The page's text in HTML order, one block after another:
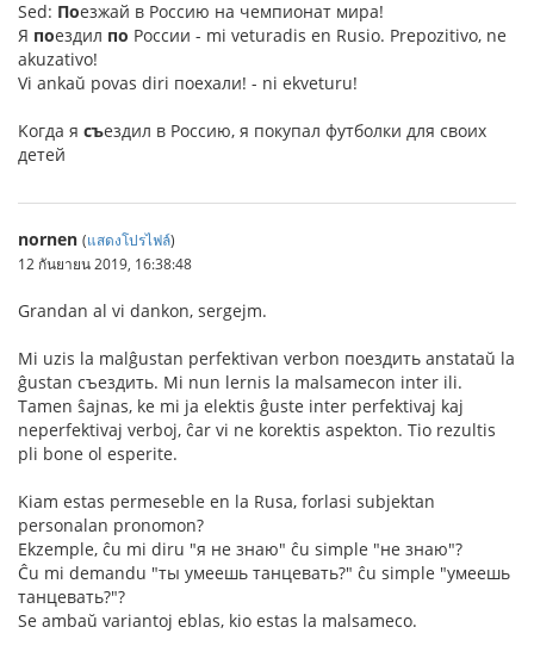
Sed: Поезжай в Россию на чемпионат мира!
Я поездил по России - mi veturadis en Rusio. Prepozitivo, ne
akuzativo!
Vi ankaŭ povas diri поехали! - ni ekveturu!
Kогда я съездил в Россию, я покупал футболки для своих
детей
nornen (แสดงโปรไฟล์)
12 กันยายน 2019, 16:38:48
Grandan al vi dankon, sergejm.
Mi uzis la malĝustan perfektivan verbon поездить anstataŭ la
ĝustan съездить. Mi nun lernis la malsamecon inter ili.
Tamen ŝajnas, ke mi ja elektis ĝuste inter perfektivaj kaj
neperfektivaj verboj, ĉar vi ne korektis aspekton. Tio rezultis
pli bone ol esperite.
Kiam estas permeseble en la Rusa, forlasi subjektan
personalan pronomon?
Ekzemple, ĉu mi diru "я не знаю" ĉu simple "не знаю"?
Ĉu mi demandu "ты умеешь танцевать?" ĉu simple "умеешь
танцевать?"?
Se ambaŭ variantoj eblas, kio estas la malsameco.